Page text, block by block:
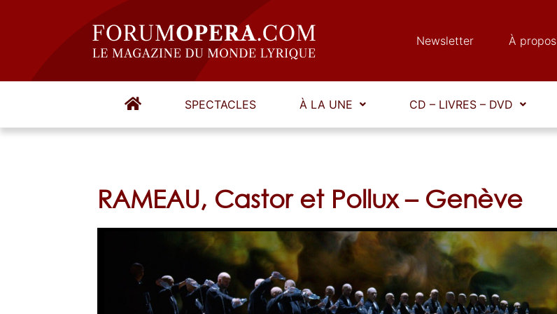
Newsletter À propos
SPECTACLES À LA UNE CD – LIVRES – DVD
RAMEAU, Castor et Pollux – Genève